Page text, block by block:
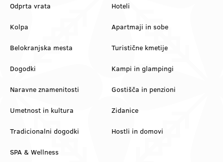
Odprta vrata
Kolpa
Belokranjska mesta
Dogodki
Naravne znamenitosti
Umetnost in kultura
Tradicionalni dogodki
SPA & Wellness
Hoteli
Apartmaji in sobe
Turistične kmetije
Kampi in glampingi
Gostišča in penzioni
Zidanice
Hostli in domovi